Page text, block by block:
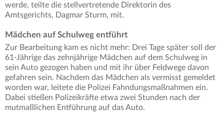
werde, teilte die stellvertretende Direktorin des
Amtsgerichts, Dagmar Sturm, mit.
Mädchen auf Schulweg entführt
Zur Bearbeitung kam es nicht mehr: Drei Tage später soll der
61-Jährige das zehnjährige Mädchen auf dem Schulweg in
sein Auto gezogen haben und mit ihr über Feldwege davon
gefahren sein. Nachdem das Mädchen als vermisst gemeldet
worden war, leitete die Polizei Fahndungsmaßnahmen ein.
Dabei stießen Polizeikräfte etwa zwei Stunden nach der
mutmaßlichen Entführung auf das Auto.